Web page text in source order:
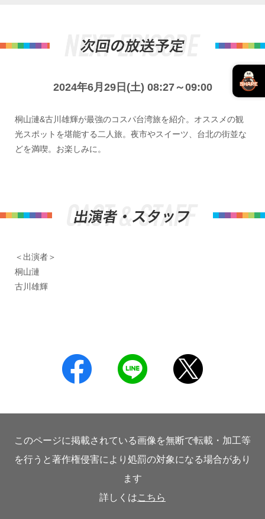
2024年6月29日(土) 08:27～09:00
桐山漣&古川雄輝が最強のコスパ台湾旅を紹介。オススメの観
光スポットを堪能する二人旅。夜市やスイーツ、台北の街並な
どを満喫。お楽しみに。
＜出演者＞
桐山漣
古川雄輝
このページに掲載されている画像を無断で転載・加工等
を行うと著作権侵害により処罰の対象になる場合があり
ます
詳しくはこちら